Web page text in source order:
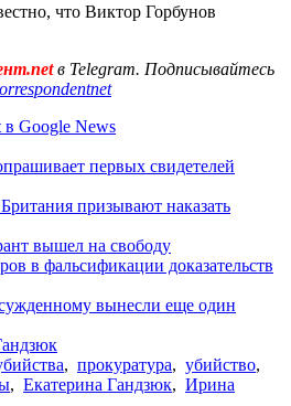
что Виктор Горбунов
в Telegram. Подписывайтесь
в Google News
первых свидетелей
призывают наказать
вышел на свободу
в фальсификации доказательств
вынесли еще один
, прокуратура, убийство,
, Екатерина Гандзюк, Ирина